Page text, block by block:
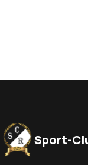
Sport-